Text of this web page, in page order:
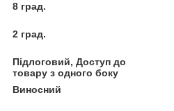
8 град.
2 град.
Підлоговий, Доступ до
товару з одного боку
Виносний